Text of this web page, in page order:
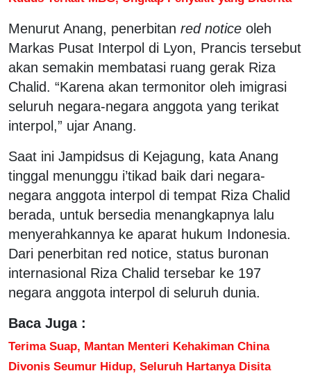
Menurut Anang, penerbitan red notice oleh
Markas Pusat Interpol di Lyon, Prancis tersebut
akan semakin membatasi ruang gerak Riza
Chalid. “Karena akan termonitor oleh imigrasi
seluruh negara-negara anggota yang terikat
interpol,” ujar Anang.
Saat ini Jampidsus di Kejagung, kata Anang
tinggal menunggu i’tikad baik dari negara-
negara anggota interpol di tempat Riza Chalid
berada, untuk bersedia menangkapnya lalu
menyerahkannya ke aparat hukum Indonesia.
Dari penerbitan red notice, status buronan
internasional Riza Chalid tersebar ke 197
negara anggota interpol di seluruh dunia.
Baca Juga :
Terima Suap, Mantan Menteri Kehakiman China
Divonis Seumur Hidup, Seluruh Hartanya Disita